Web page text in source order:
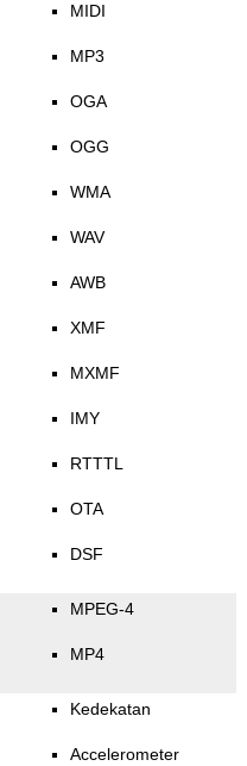
MIDI
MP3
OGA
OGG
WMA
WAV
AWB
XMF
MXMF
IMY
RTTTL
OTA
DSF
MPEG-4
MP4
Kedekatan
Accelerometer